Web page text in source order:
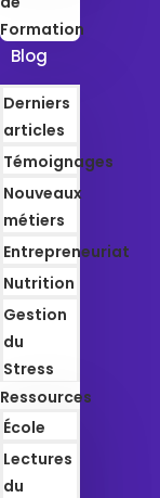
Formation
Blog
Derniers
articles
Témoignages
Nouveaux
métiers
Entrepreneuriat
Nutrition
Gestion
du
Stress
Ressources
École
Lectures
du